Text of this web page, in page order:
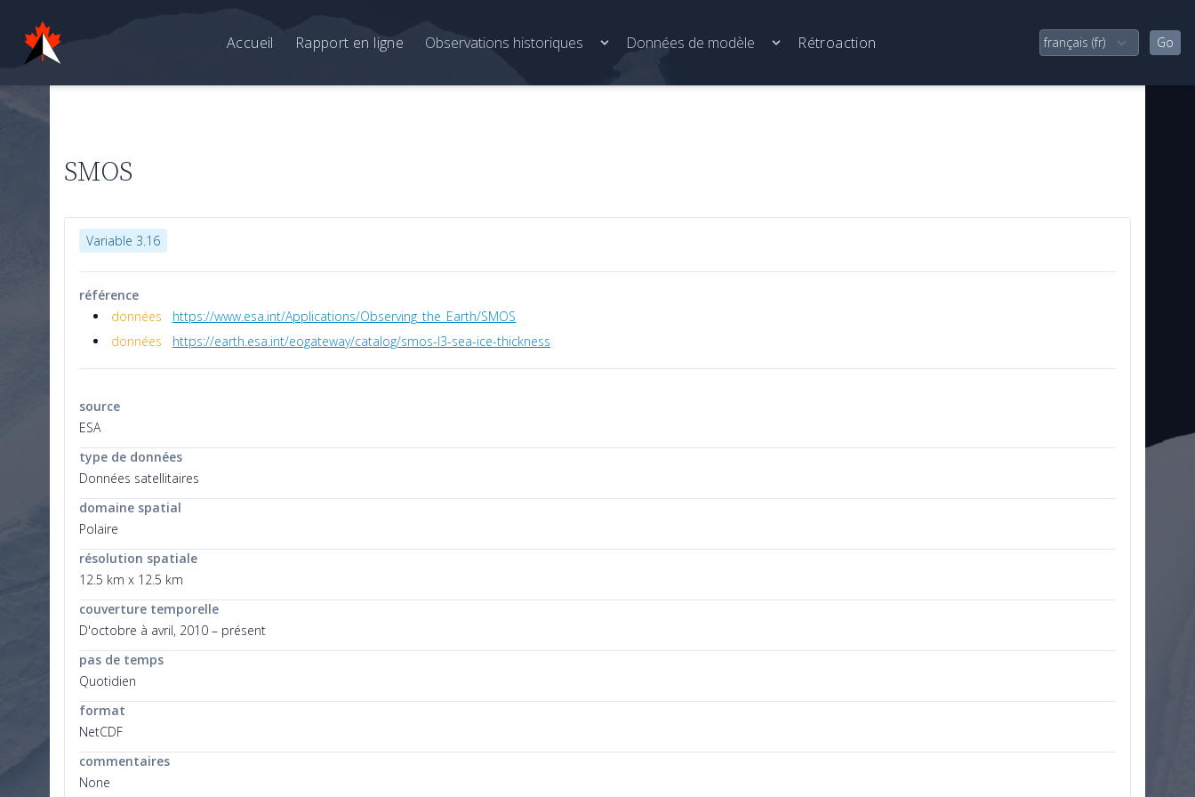
Accueil Rapport en ligne Observations historiques Données de modèle Rétroaction
SMOS
Variable 3.16
référence
données
https://www.esa.int/Applications/Observing_the_Earth/SMOS
données
https://earth.esa.int/eogateway/catalog/smos-l3-sea-ice-thickness
source
ESA
type de données
Données satellitaires
domaine spatial
Polaire
résolution spatiale
12.5 km x 12.5 km
couverture temporelle
D'octobre à avril, 2010 – présent
pas de temps
Quotidien
format
NetCDF
commentaires
None